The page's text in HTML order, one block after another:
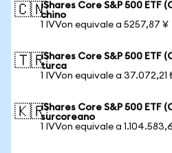
🇨🇳iShares Core S&P 500 ETF
chino
1 IVVon equivale a 5257,87 ¥
🇹🇷iShares Core S&P 500 ETF
turca
1 IVVon equivale a 37.072,21
🇰🇷iShares Core S&P 500 ETF
surcoreano
1 IVVon equivale a